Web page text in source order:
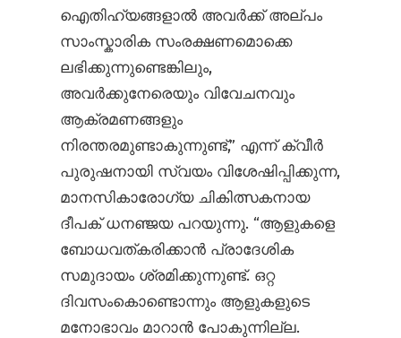
ഐതിഹ്യങ്ങളാൽ അവർക്ക് അല്പം
സാംസ്കാരിക സംരക്ഷണമൊക്കെ
ലഭിക്കുന്നുണ്ടെങ്കിലും,
അവർക്കുനേരെയും വിവേചനവും
ആക്രമണങ്ങളും
നിരന്തരമുണ്ടാകുന്നുണ്ട്,” എന്ന് ക്വീർ
പുരുഷനായി സ്വയം വിശേഷിപ്പിക്കുന്ന,
മാനസികാരോഗ്യ ചികിത്സകനായ
ദീപക് ധനഞ്ജയ പറയുന്നു. “ആളുകളെ
ബോധവത്കരിക്കാൻ പ്രാദേശിക
സമുദായം ശ്രമിക്കുന്നുണ്ട്. ഒറ്റ
ദിവസംകൊണ്ടൊന്നും ആളുകളുടെ
മനോഭാവം മാറാൻ പോകുന്നില്ല.